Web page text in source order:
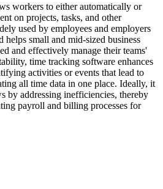
workers to either automatically or
on projects, tasks, and other
used by employees and employers
helps small and mid-sized business
and effectively manage their teams'
time tracking software enhances
activities or events that lead to
all time data in one place. Ideally, it
by addressing inefficiencies, thereby
payroll and billing processes for